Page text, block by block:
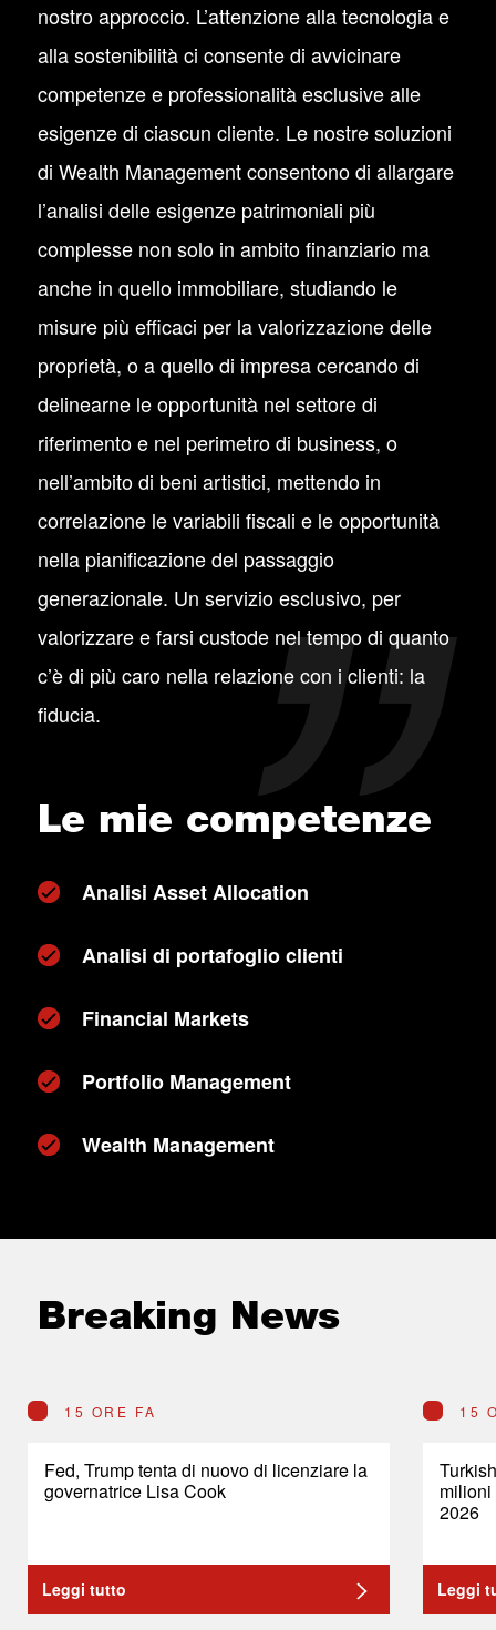
nostro approccio. L’attenzione alla tecnologia e
alla sostenibilità ci consente di avvicinare
competenze e professionalità esclusive alle
esigenze di ciascun cliente. Le nostre soluzioni
di Wealth Management consentono di allargare
l’analisi delle esigenze patrimoniali più
complesse non solo in ambito finanziario ma
anche in quello immobiliare, studiando le
misure più efficaci per la valorizzazione delle
proprietà, o a quello di impresa cercando di
delinearne le opportunità nel settore di
riferimento e nel perimetro di business, o
nell’ambito di beni artistici, mettendo in
correlazione le variabili fiscali e le opportunità
nella pianificazione del passaggio
generazionale. Un servizio esclusivo, per
valorizzare e farsi custode nel tempo di quanto
c’è di più caro nella relazione con i clienti: la
fiducia.
Le mie competenze
Analisi Asset Allocation
Analisi di portafoglio clienti
Financial Markets
Portfolio Management
Wealth Management
Breaking News
15 ORE FA
Fed, Trump tenta di nuovo di licenziare la
governatrice Lisa Cook
Leggi tutto
15
2026
Leggi